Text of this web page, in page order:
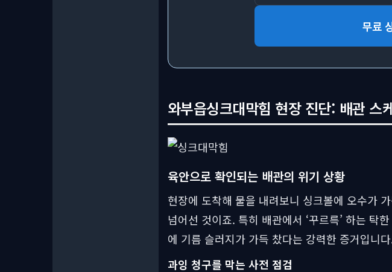
무료
와부읍싱크대막힘 현장 진단: 배관 스
육안으로 확인되는 배관의 위기 상황
현장에 도착해 물을 내려보니 싱크볼에 오수가
넘어선 것이죠. 특히 배관에서 ‘꾸르륵’ 하는 탁
에 기름 슬러지가 가득 찼다는 강력한 증거입니
과잉 청구를 막는 사전 점검